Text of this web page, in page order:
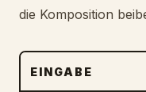
Blog
die Komposition
EINGABE